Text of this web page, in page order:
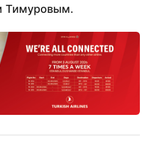
Тимуровым.